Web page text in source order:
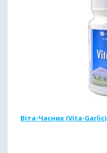
Віта-Часник (Vita-Garlic)